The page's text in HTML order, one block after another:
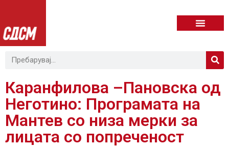
Каранфилова –Пановска од
Неготино: Програмата на
Мантев со низа мерки за
лицата со попреченост